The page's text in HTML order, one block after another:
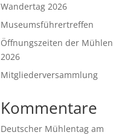
Wandertag 2026
Museumsführertreffen
Öffnungszeiten der Mühlen
2026
Mitgliederversammlung
Kommentare
Deutscher Mühlentag am